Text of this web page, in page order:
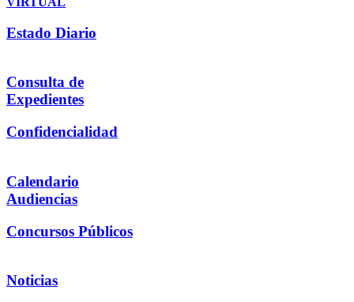
Estado Diario
Consulta de
Expedientes
Confidencialidad
Calendario
Audiencias
Concursos Públicos
Noticias